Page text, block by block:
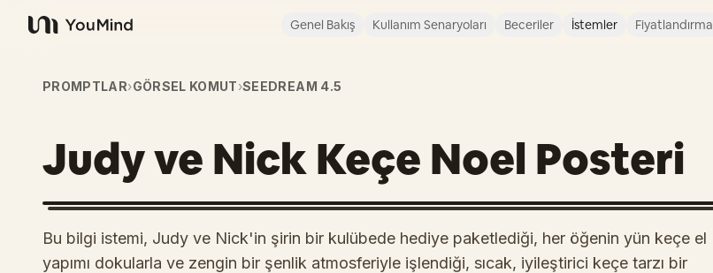
YouMind
Genel Bakış Kullanım Senaryoları Beceriler İstemler Fiyatlandırma
PROMPTLAR›GÖRSEL KOMUT›SEEDREAM 4.5
Judy ve Nick Keçe Noel Posteri
Bu bilgi istemi, Judy ve Nick'in şirin bir kulübede hediye paketlediği, her öğenin yün keçe el
yapımı dokularla ve zengin bir şenlik atmosferiyle işlendiği, sıcak, iyileştirici keçe tarzı bir